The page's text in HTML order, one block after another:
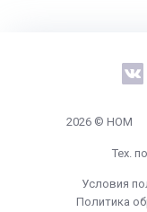
2026 © НОМ
Тех.
Условия
Политика